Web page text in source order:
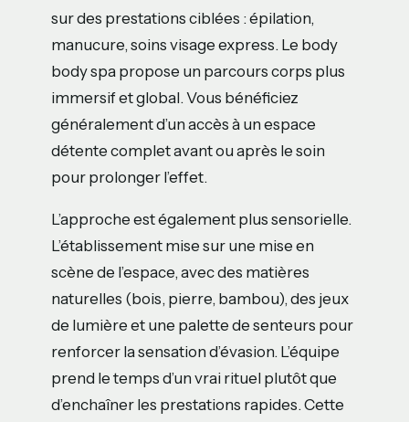
sur des prestations ciblées : épilation,
manucure, soins visage express. Le body
body spa propose un parcours corps plus
immersif et global. Vous bénéficiez
généralement d’un accès à un espace
détente complet avant ou après le soin
pour prolonger l’effet.
L’approche est également plus sensorielle.
L’établissement mise sur une mise en
scène de l’espace, avec des matières
naturelles (bois, pierre, bambou), des jeux
de lumière et une palette de senteurs pour
renforcer la sensation d’évasion. L’équipe
prend le temps d’un vrai rituel plutôt que
d’enchaîner les prestations rapides. Cette